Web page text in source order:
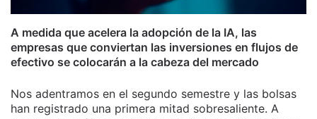
A medida que acelera la adopción de la IA, las
empresas que conviertan las inversiones en flujos de
efectivo se colocarán a la cabeza del mercado
Nos adentramos en el segundo semestre y las bolsas
han registrado una primera mitad sobresaliente. A